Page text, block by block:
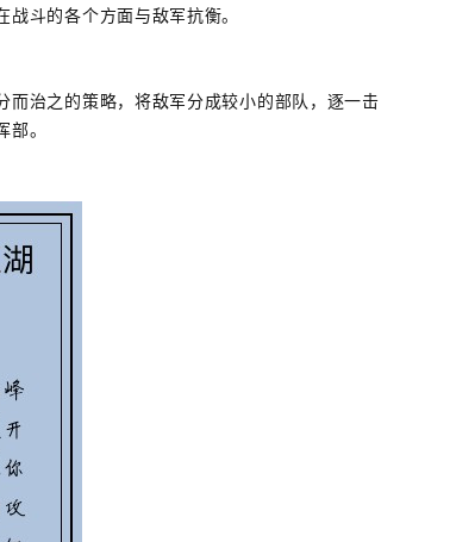
斗的各个方面与敌军抗衡。
治之的策略，将敌军分成较小的部队，逐一击
。